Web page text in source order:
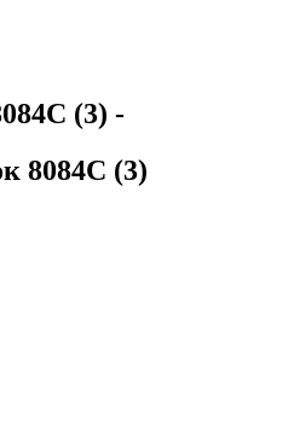
(3) -
8084C (3)